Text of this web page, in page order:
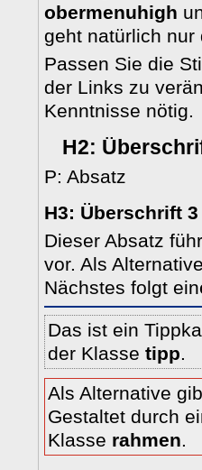
obermenuhigh
geht natürlich nur
Passen Sie die
der Links zu
Kenntnisse nötig.
H2:
P: Absatz
H3: Überschrift 3
Dieser Absatz
vor. Als
Nächstes folgt
Das ist ein
der Klasse tipp.
Als Alternative
Gestaltet durch
Klasse rahmen.